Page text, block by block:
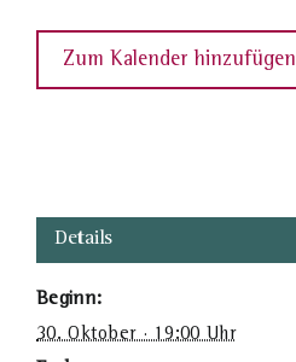
Zum Kalender hinzufügen
Details
Beginn:
30. Oktober · 19:00 Uhr